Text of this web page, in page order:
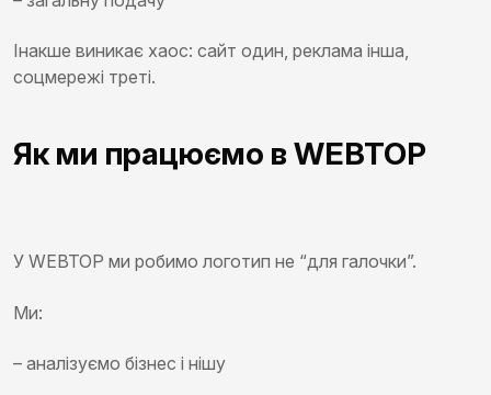
Інакше виникає хаос: сайт один, реклама інша,
соцмережі треті.
Як ми працюємо в WEBTOP
У WEBTOP ми робимо логотип не “для галочки”.
Ми:
– аналізуємо бізнес і нішу